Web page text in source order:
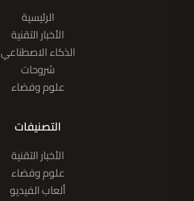
الرئيسية
الأخبار التقنية
الذكاء الاصطناعي
شروحات
علوم وفضاء
التصنيفات
الأخبار التقنية
علوم وفضاء
ألعاب الفيديو